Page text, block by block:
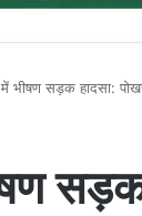
भीषण सड़क हादसा: